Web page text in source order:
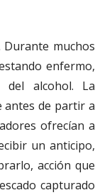
muchos
enfermo,
del alcohol. La
antes de partir a
ofrecían a
un anticipo,
acción que
capturado